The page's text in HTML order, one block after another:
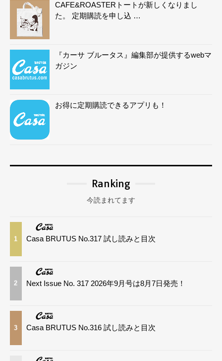
CAFE&ROASTERトートが新しくなりまし
た。 定期購読を申し込 …
『カーサ ブルータス』編集部が提供するwebマ
ガジン
お得に定期購読できるアプリも！
Ranking
今読まれてます
1 Casa BRUTUS No.317 試し読みと目次
2 Next Issue No. 317 2026年9月号は8月7日発売！
3 Casa BRUTUS No.316 試し読みと目次